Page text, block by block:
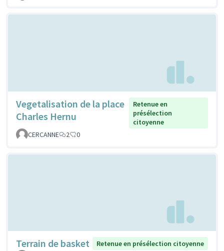
Vegetalisation de la place
Charles Hernu
Retenue en
présélection
citoyenne
CERCANNE
2 0
Terrain de basket
Retenue en présélection citoyenne